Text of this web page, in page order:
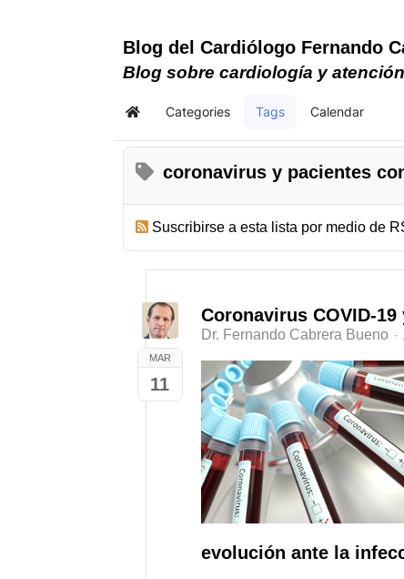
Blog del Cardiólogo Fernando
Blog sobre cardiología y
Home Categories Tags Calendar
coronavirus y pacientes
Suscribirse a esta lista por medio de
MAR
11
Coronavirus COVID-
Dr. Fernando Cabrera Bueno
evolución ante la